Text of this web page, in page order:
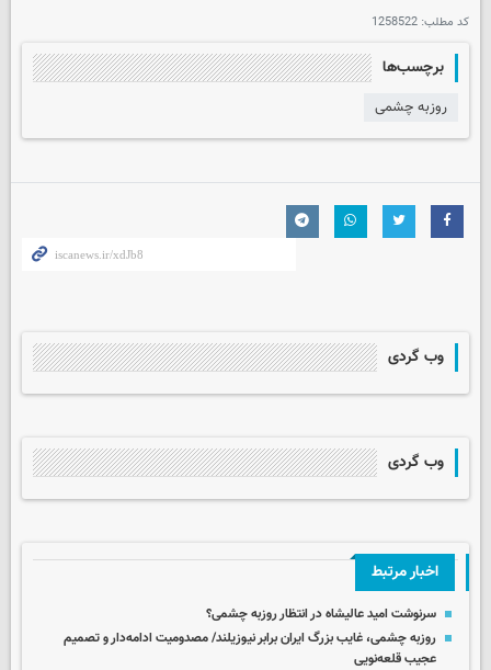
کد مطلب: 1258522
برچسب‌ها
روزبه چشمی
وب گردی
وب گردی
اخبار مرتبط
سرنوشت امید عالیشاه در انتظار روزبه چشمی؟
روزبه چشمی، غایب بزرگ ایران برابر نیوزیلند/ مصدومیت ادامه‌دار و تصمیم
عجیب قلعه‌نویی